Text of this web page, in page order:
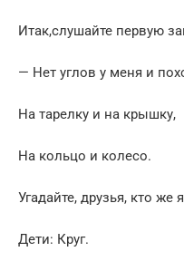
Итак,слушайте первую
— Нет углов у меня и
На тарелку и на крышку,
На кольцо и колесо.
Угадайте, друзья, кто же
Дети: Круг.